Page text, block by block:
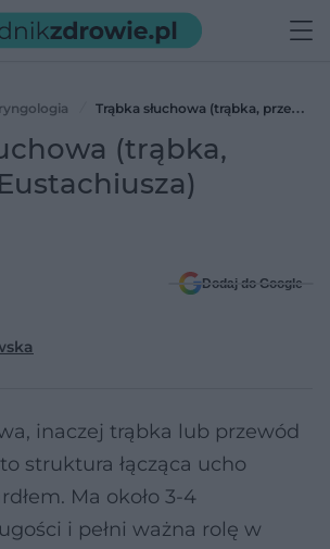
Trąbka słuchowa (trąbka, przewód
(trąbka,
Dodaj do Google
inaczej trąbka lub przewód
struktura łącząca ucho
Ma około 3-4
i pełni ważna rolę w